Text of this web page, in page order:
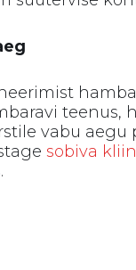
teenus,
vabu aegu
sobiva